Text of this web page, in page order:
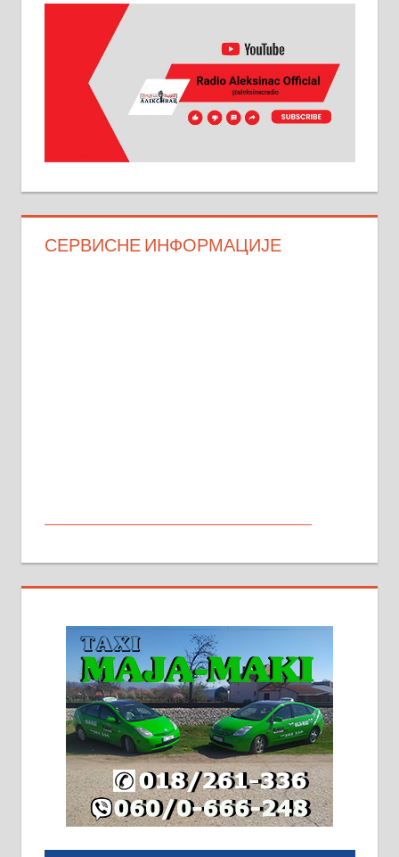
СЕРВИСНЕ ИНФОРМАЦИЈЕ
МАЛИ ОГЛАСИ
На продају кућа у Алексинцу,
стамбене целине једна уз другу.
2х150м2, две гараже, централно
грејање на гас и дрва. Две
адресе. 063/71-74-023
Издајем комплетно опремљену
халу на Житковачком путу, на
плацу површине око 7 ари.
064/321-80-51; 063/102-35-25
незавршена кућа површине 160